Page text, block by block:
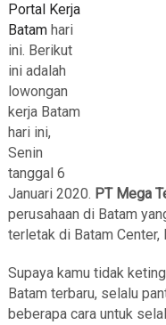
Portal Kerja
Batamhari
ini. Berikut
ini adalah
lowongan
kerja Batam
hari ini,
Senin
tanggal 6
Januari 2020. PT Mega
perusahaan di Batam
terletak di Batam Center,
Supaya kamu tidak
Batam terbaru, selalu
beberapa cara untuk